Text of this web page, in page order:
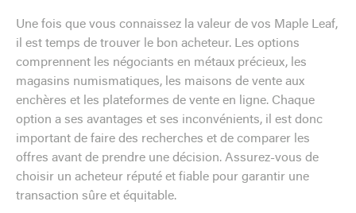
Une fois que vous connaissez la valeur de vos Maple Leaf,
il est temps de trouver le bon acheteur. Les options
comprennent les négociants en métaux précieux, les
magasins numismatiques, les maisons de vente aux
enchères et les plateformes de vente en ligne. Chaque
option a ses avantages et ses inconvénients, il est donc
important de faire des recherches et de comparer les
offres avant de prendre une décision. Assurez-vous de
choisir un acheteur réputé et fiable pour garantir une
transaction sûre et équitable.